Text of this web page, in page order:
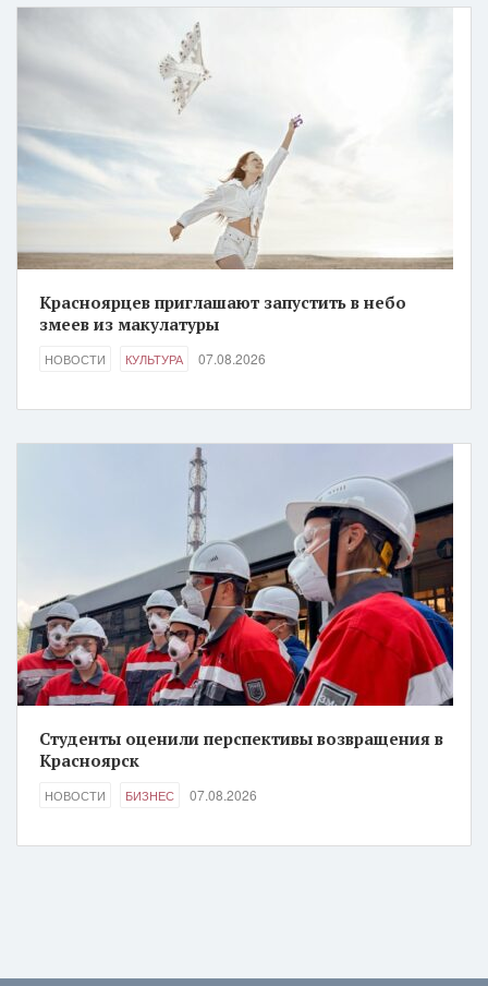
Красноярцев приглашают запустить в небо
змеев из макулатуры
НОВОСТИ КУЛЬТУРА 07.08.2026
Студенты оценили перспективы возвращения в
Красноярск
НОВОСТИ БИЗНЕС 07.08.2026